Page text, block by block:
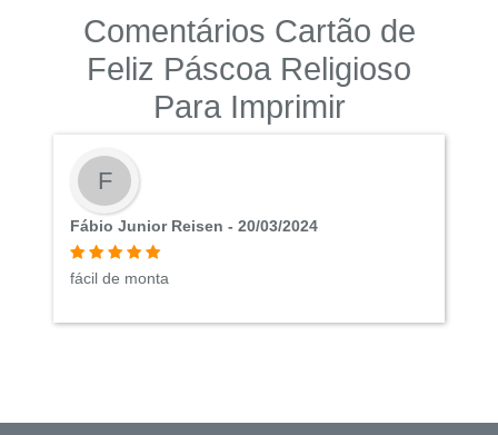
Comentários Cartão de
Feliz Páscoa Religioso
Para Imprimir
F
Fábio Junior Reisen - 20/03/2024
fácil de monta